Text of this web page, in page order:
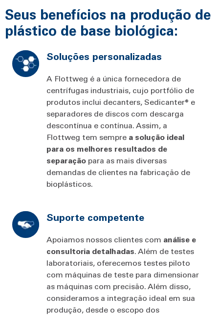
Seus benefícios na produção de
plástico de base biológica:
Soluções personalizadas
A Flottweg é a única fornecedora de
centrífugas industriais, cujo portfólio de
produtos inclui decanters, Sedicanter® e
separadores de discos com descarga
descontínua e contínua. Assim, a
Flottweg tem sempre a solução ideal
para os melhores resultados de
separação para as mais diversas
demandas de clientes na fabricação de
bioplásticos.
Suporte competente
Apoiamos nossos clientes com análise e
consultoria detalhadas. Além de testes
laboratoriais, oferecemos testes piloto
com máquinas de teste para dimensionar
as máquinas com precisão. Além disso,
consideramos a integração ideal em sua
produção, desde o escopo dos